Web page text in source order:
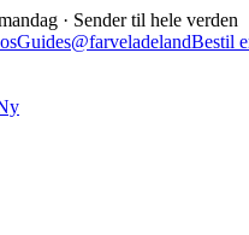
· Sender til hele verden
Guides@farveladelandBestil